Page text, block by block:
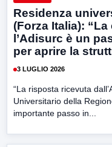
Residenza
(Forza Italia):
l’Adisurc è un
per aprire la
3 LUGLIO 2026
“La risposta ricevuta
Universitario della
importante passo in...